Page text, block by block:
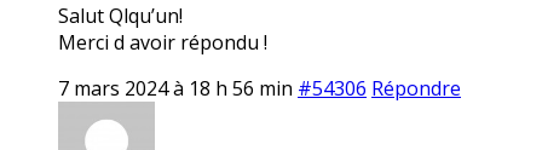
Salut Qlqu’un!
Merci d avoir répondu !
7 mars 2024 à 18 h 56 min #54306 Répondre